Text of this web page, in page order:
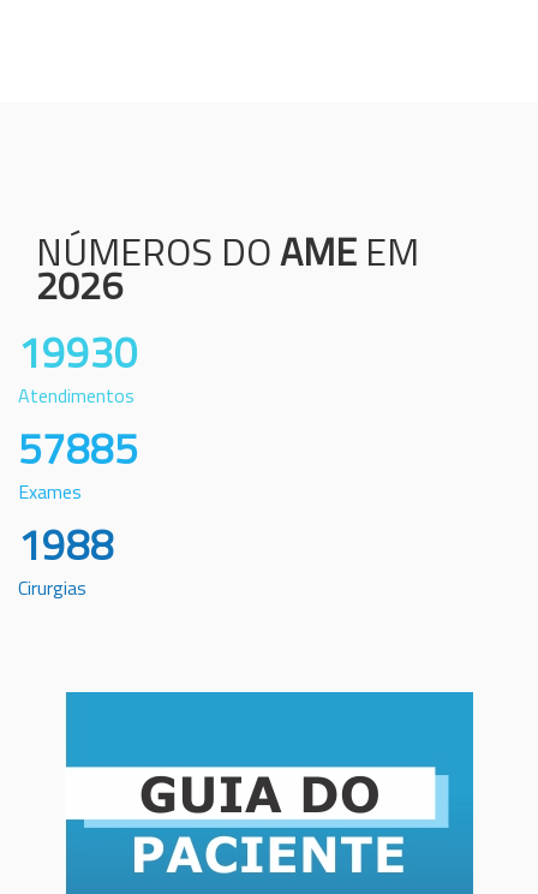
NÚMEROS DOAME EM
2026
19930
Atendimentos
57885
Exames
1988
Cirurgias